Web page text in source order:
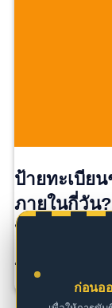
ก่อนอ
ป้ายทะเบีย
ภายในกี่วัน?
ปัญหาใหญ่
ป้ายทะเบียนแตก